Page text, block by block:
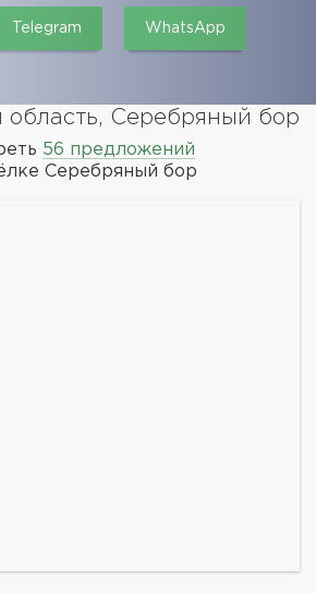
Telegram WhatsApp
область, Серебряный бор
56 предложений
Серебряный бор